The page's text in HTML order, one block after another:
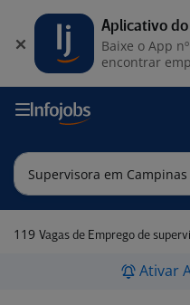
119 Vagas de Emprego de
Ativar
Aplicativo
Baixe o App
encontrar